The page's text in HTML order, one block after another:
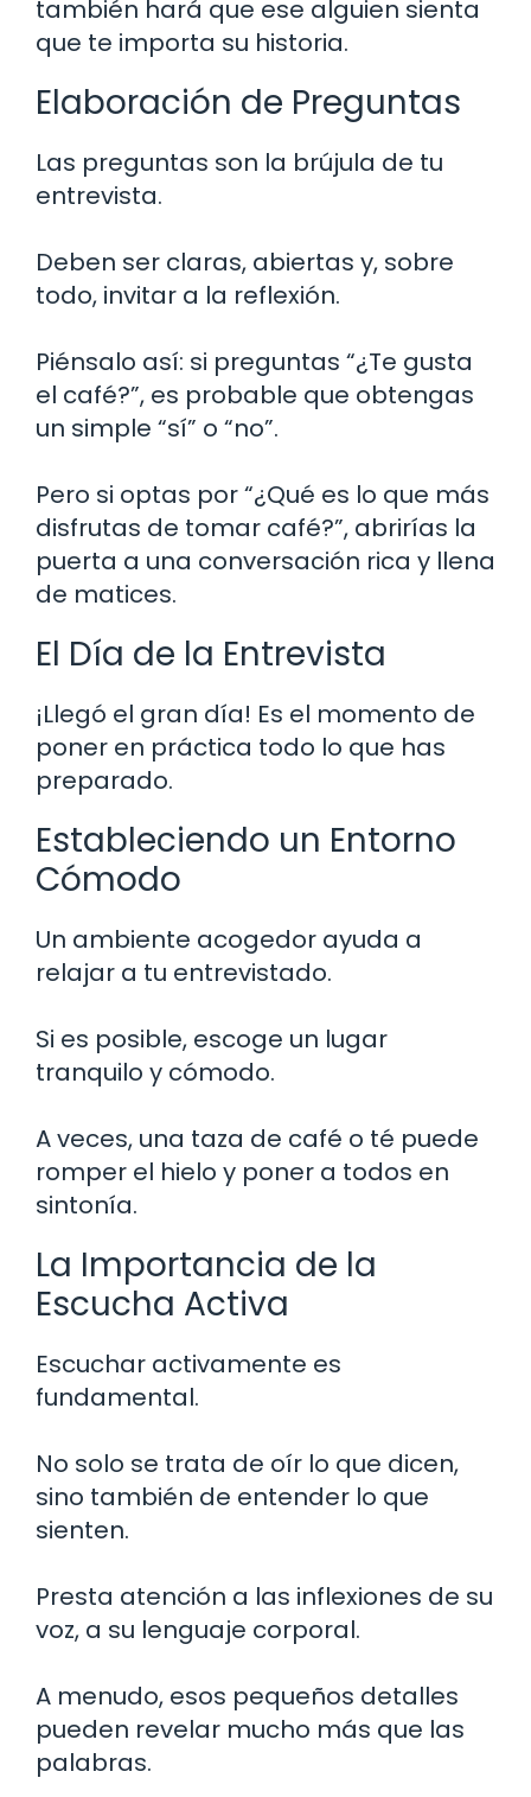
también hará que ese alguien sienta
que te importa su historia.
Elaboración de Preguntas
Las preguntas son la brújula de tu
entrevista.
Deben ser claras, abiertas y, sobre
todo, invitar a la reflexión.
Piénsalo así: si preguntas “¿Te gusta
el café?”, es probable que obtengas
un simple “sí” o “no”.
Pero si optas por “¿Qué es lo que más
disfrutas de tomar café?”, abrirías la
puerta a una conversación rica y llena
de matices.
El Día de la Entrevista
¡Llegó el gran día! Es el momento de
poner en práctica todo lo que has
preparado.
Estableciendo un Entorno
Cómodo
Un ambiente acogedor ayuda a
relajar a tu entrevistado.
Si es posible, escoge un lugar
tranquilo y cómodo.
A veces, una taza de café o té puede
romper el hielo y poner a todos en
sintonía.
La Importancia de la
Escucha Activa
Escuchar activamente es
fundamental.
No solo se trata de oír lo que dicen,
sino también de entender lo que
sienten.
Presta atención a las inflexiones de su
voz, a su lenguaje corporal.
A menudo, esos pequeños detalles
pueden revelar mucho más que las
palabras.